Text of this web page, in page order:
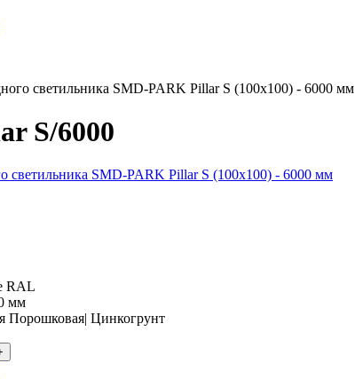
светильника SMD-PARK Pillar S (100х100) - 6000 мм
S/6000
RAL
мм
Порошковая| Цинкогрунт